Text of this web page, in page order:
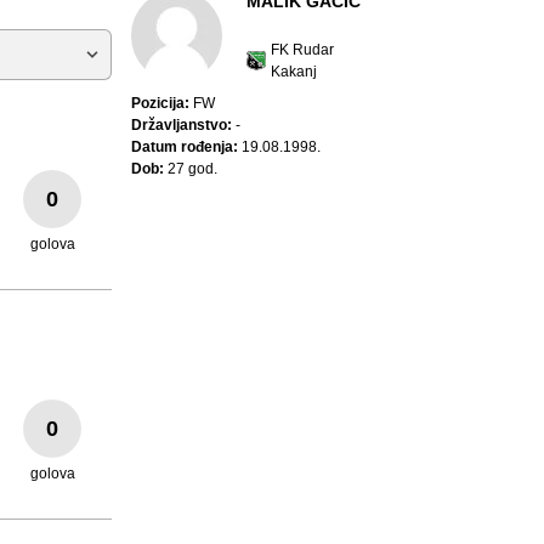
0
golova
0
golova
FK Rudar
Kakanj
Pozicija: FW
Državljanstvo: -
Datum rođenja: 19.08.1998.
Dob: 27 god.